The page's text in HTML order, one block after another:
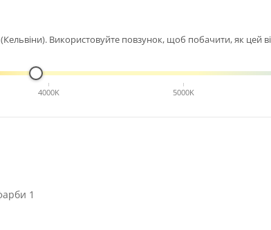
Використовуйте повзунок, щоб побачити, як цей
4000K 5000K
1